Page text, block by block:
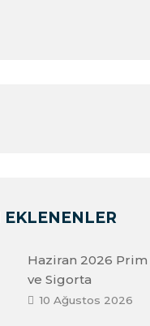
EKLENENLER
Haziran 2026
ve Sigorta
10 Ağustos 2026